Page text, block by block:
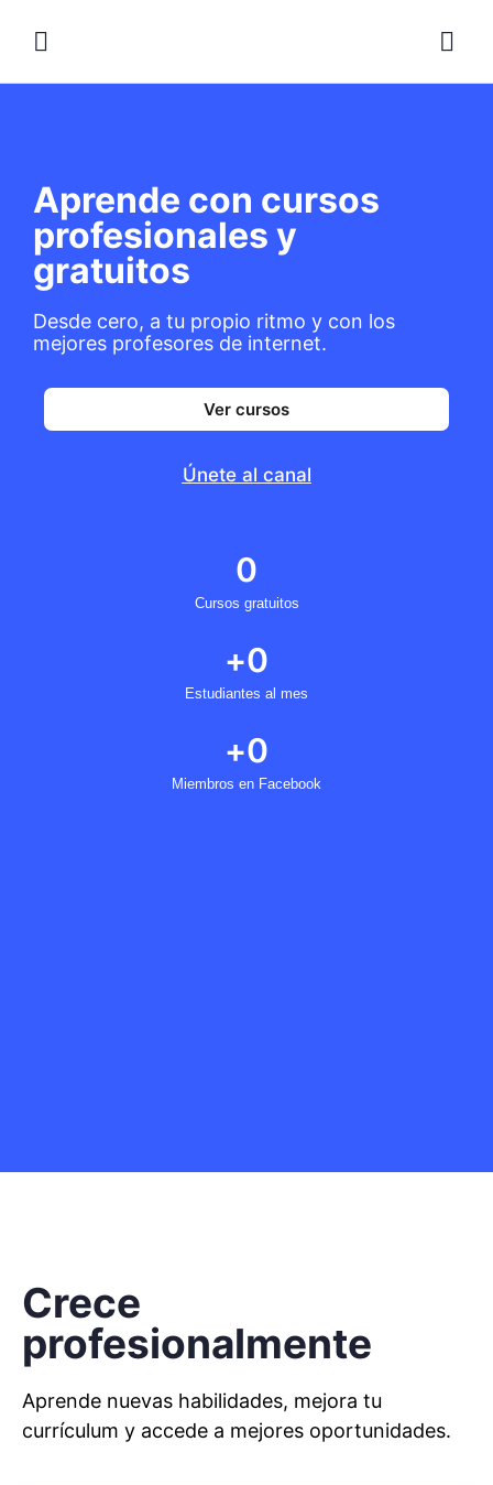
Aprende con cursos
profesionales y
gratuitos
Desde cero, a tu propio ritmo y con los
mejores profesores de internet.
Ver cursos
Únete al canal
0
Cursos gratuitos
+0
Estudiantes al mes
+0
Miembros en Facebook
Crece
profesionalmente
Aprende nuevas habilidades, mejora tu
currículum y accede a mejores oportunidades.